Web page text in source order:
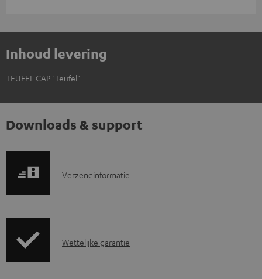
Inhoud levering
TEUFEL CAP "Teufel"
Downloads & support
V
e
Verzendinformatie
G
Wettelijke garantie